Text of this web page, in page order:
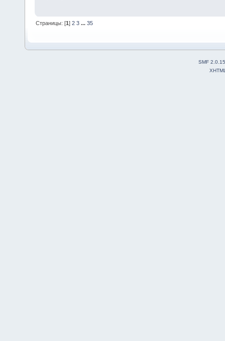
Страницы: [1]2 3 ...35
SMF 2.0.15